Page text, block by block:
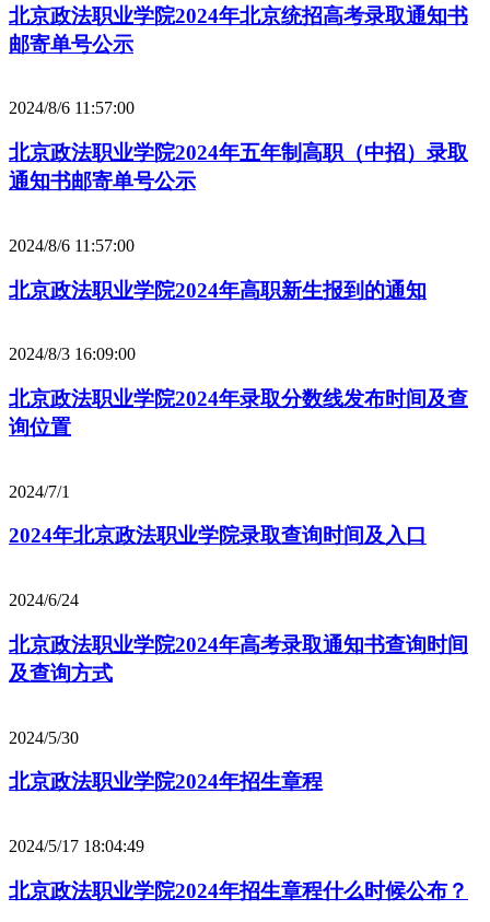
北京政法职业学院2024年北京统招高考录取通知书
邮寄单号公示
2024/8/6 11:57:00
北京政法职业学院2024年五年制高职（中招）录取
通知书邮寄单号公示
2024/8/6 11:57:00
北京政法职业学院2024年高职新生报到的通知
2024/8/3 16:09:00
北京政法职业学院2024年录取分数线发布时间及查
询位置
2024/7/1
2024年北京政法职业学院录取查询时间及入口
2024/6/24
北京政法职业学院2024年高考录取通知书查询时间
及查询方式
2024/5/30
北京政法职业学院2024年招生章程
2024/5/17 18:04:49
北京政法职业学院2024年招生章程什么时候公布？